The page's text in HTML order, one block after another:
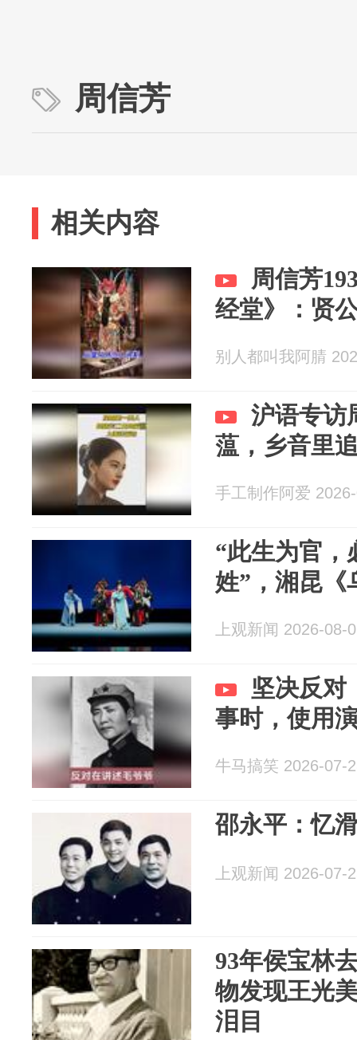
周信芳
相关内容
周信芳
经堂》：贤
别人都叫我阿腈
沪语专访
蕰，乡音里
手工制作阿爱
“此生为官，
姓”，湘昆《
上观新闻 2026-08-
坚决反对
事时，使用
牛马搞笑 2026-07-
邵永平：忆
上观新闻 2026-07-
93年侯宝林
物发现王光
泪目